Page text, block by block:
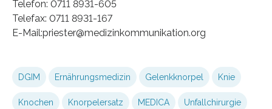
Telefon: 0711 8931-605
Telefax: 0711 8931-167
E-Mail:priester@medizinkommunikation.org
DGIM Ernährungsmedizin Gelenkknorpel Knie
Knochen Knorpelersatz MEDICA Unfallchirurgie